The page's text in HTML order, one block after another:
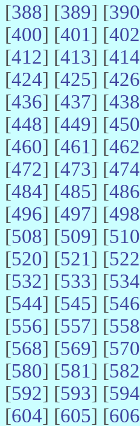
[388] [389] [390
[400] [401] [402
[412] [413] [414
[424] [425] [426
[436] [437] [438
[448] [449] [450
[460] [461] [462
[472] [473] [474
[484] [485] [486
[496] [497] [498
[508] [509] [510
[520] [521] [522
[532] [533] [534
[544] [545] [546
[556] [557] [558
[568] [569] [570
[580] [581] [582
[592] [593] [594
[604] [605] [606